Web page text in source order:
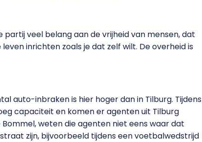
partij veel belang aan de vrijheid van mensen, dat
inrichten zoals je dat zelf wilt. De overheid is
auto-inbraken is hier hoger dan in Tilburg. Tijdens
capaciteit en komen er agenten uit Tilburg
weten die agenten niet eens waar dat
zijn, bijvoorbeeld tijdens een voetbalwedstrijd